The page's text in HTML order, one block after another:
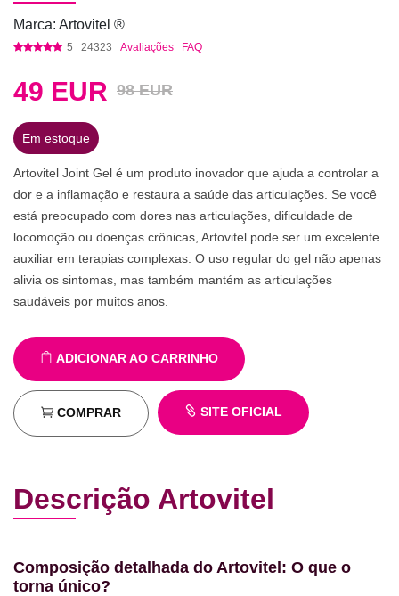
Marca: Artovitel ®
5 24323 Avaliações FAQ
49 EUR 98 EUR
Em estoque
Artovitel Joint Gel é um produto inovador que ajuda a controlar a
dor e a inflamação e restaura a saúde das articulações. Se você
está preocupado com dores nas articulações, dificuldade de
locomoção ou doenças crônicas, Artovitel pode ser um excelente
auxiliar em terapias complexas. O uso regular do gel não apenas
alivia os sintomas, mas também mantém as articulações
saudáveis ​​por muitos anos.
ADICIONAR AO CARRINHO
COMPRAR SITE OFICIAL
Descrição Artovitel
Composição detalhada do Artovitel: O que o
torna único?